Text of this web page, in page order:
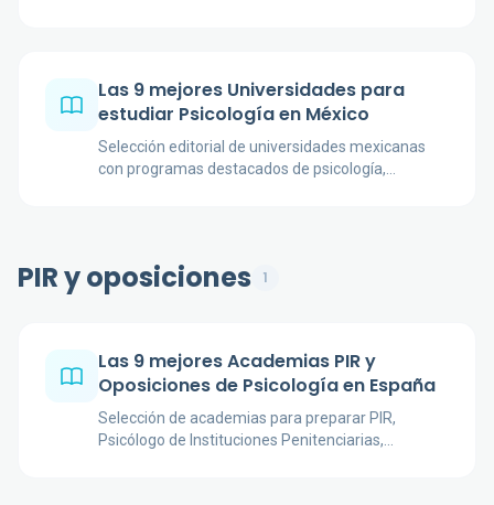
Las 9 mejores Universidades para
estudiar Psicología en México
Selección editorial de universidades mexicanas
con programas destacados de psicología,
PIR y oposiciones 1
Las 9 mejores Academias PIR y
Oposiciones de Psicología en España
Selección de academias para preparar PIR,
Psicólogo de Instituciones Penitenciarias,